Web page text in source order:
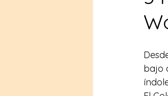
Gigantes
bajo